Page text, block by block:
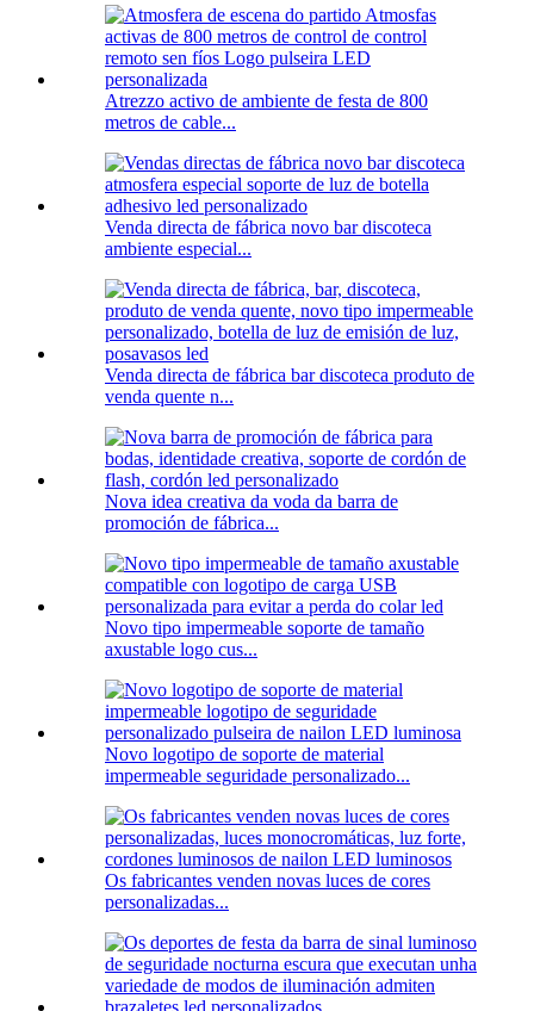
Atrezzo activo de ambiente de festa de 800
metros de cable...
Venda directa de fábrica novo bar discoteca
ambiente especial...
Venda directa de fábrica bar discoteca produto de
venda quente n...
Nova idea creativa da voda da barra de
promoción de fábrica...
Novo tipo impermeable soporte de tamaño
axustable logo cus...
Novo logotipo de soporte de material
impermeable seguridade personalizado...
Os fabricantes venden novas luces de cores
personalizadas...